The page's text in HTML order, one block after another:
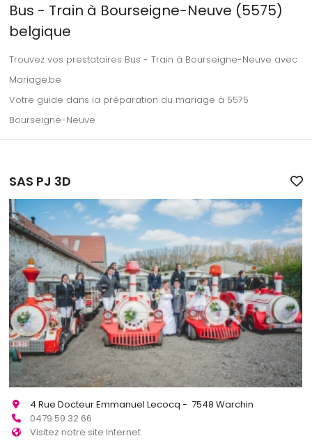
Bus - Train à Bourseigne-Neuve (5575)
belgique
Trouvez vos prestataires Bus - Train à Bourseigne-Neuve avec
Mariage.be
Votre guide dans la préparation du mariage à 5575
Bourseigne-Neuve
SAS PJ 3D
4 Rue Docteur Emmanuel Lecocq - 7548 Warchin
0479 59 32 66
Visitez notre site Internet